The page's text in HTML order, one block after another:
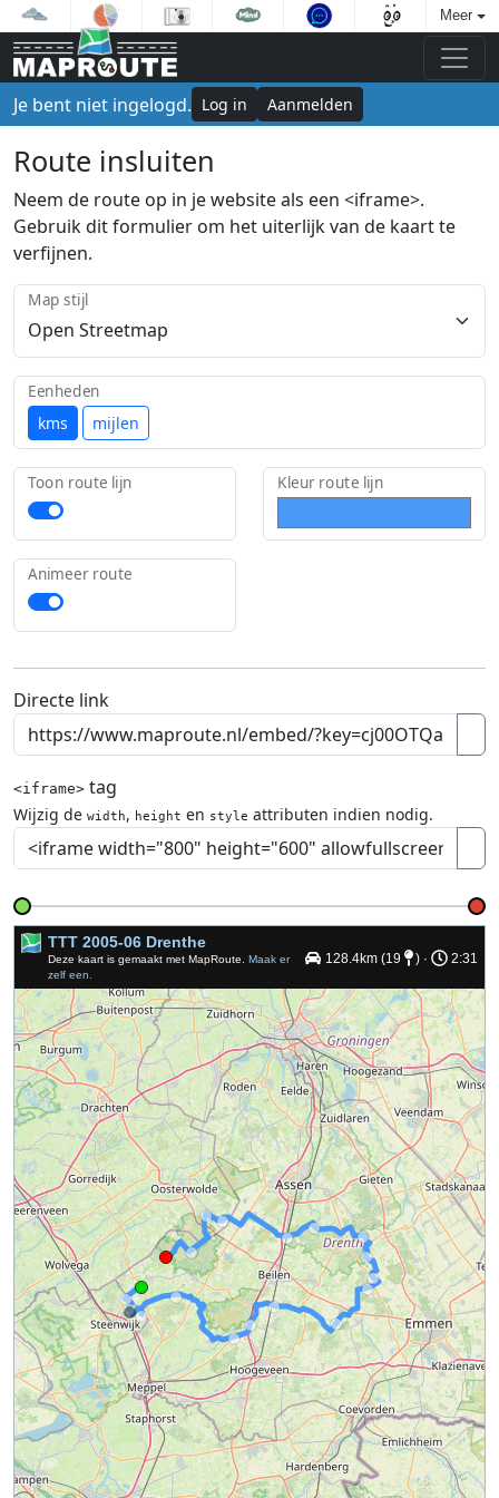
Meer
Je bent niet ingelogd. Log in Aanmelden
Route insluiten
Neem de route op in je website als een <iframe>.
Gebruik dit formulier om het uiterlijk van de kaart te
verfijnen.
Map stijl
kms mijlen
Eenheden
Toon route lijn Kleur route lijn
Animeer route
Directe link
<iframe> tag
Wijzig de width, height en style attributen indien nodig.